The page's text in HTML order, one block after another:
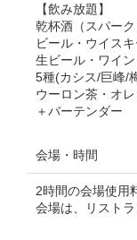
【飲み放題】
乾杯酒（スパーク
ビール・ウイス
生ビール・ワイ
5種(カシス/巨峰/
ウーロン茶・オ
＋バーテンダー
会場・時間
2時間の会場使用
会場は、リスト